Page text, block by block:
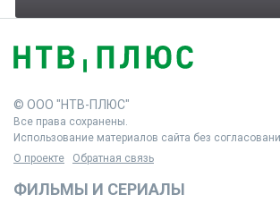
© ООО "НТВ-ПЛЮС"
Все права сохранены.
Использование материалов сайта без
О проекте
Обратная связь
ФИЛЬМЫ И СЕРИАЛЫ